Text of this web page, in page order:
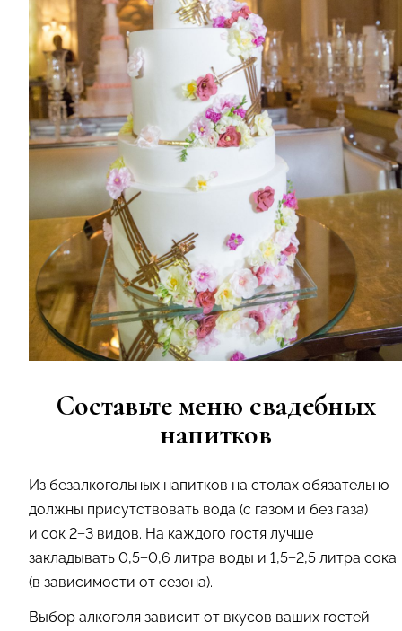
Составьте меню свадебных
напитков
Из безалкогольных напитков на столах обязательно
должны присутствовать вода (с газом и без газа)
и сок 2−3 видов. На каждого гостя лучше
закладывать 0,5−0,6 литра воды и 1,5−2,5 литра сока
(в зависимости от сезона).
Выбор алкоголя зависит от вкусов ваших гостей